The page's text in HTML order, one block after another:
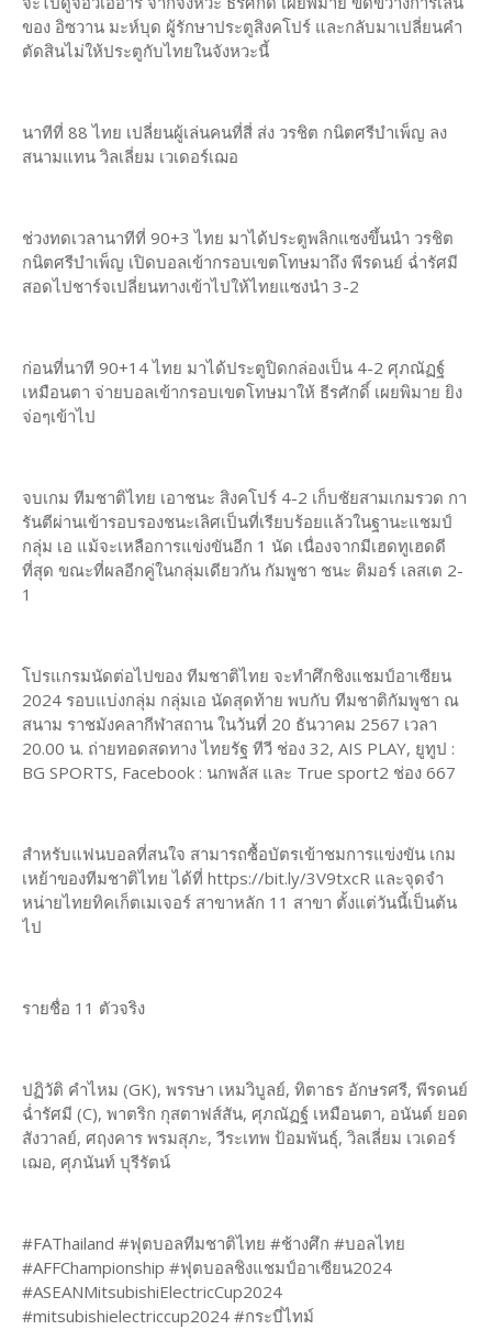
ของ อิซวาน มะห์บุด ผู้รักษาประตูสิงคโปร์ และกลับมาเปลี่ยนคำ
ตัดสินไม่ให้ประตูกับไทยในจังหวะนี้
นาทีที่ 88 ไทย เปลี่ยนผู้เล่นคนที่สี่ ส่ง วรชิต กนิตศรีบำเพ็ญ ลง
สนามแทน วิลเลี่ยม เวเดอร์เฌอ
ช่วงทดเวลานาทีที่ 90+3 ไทย มาได้ประตูพลิกแซงขึ้นนำ วรชิต
กนิตศรีบำเพ็ญ เปิดบอลเข้ากรอบเขตโทษมาถึง พีรดนย์ ฉ่ำรัศมี
สอดไปชาร์จเปลี่ยนทางเข้าไปให้ไทยแซงนำ 3-2
ก่อนที่นาที 90+14 ไทย มาได้ประตูปิดกล่องเป็น 4-2 ศุภณัฏฐ์
เหมือนตา จ่ายบอลเข้ากรอบเขตโทษมาให้ ธีรศักดิ์ เผยพิมาย ยิง
จ่อๆเข้าไป
จบเกม ทีมชาติไทย เอาชนะ สิงคโปร์ 4-2 เก็บชัยสามเกมรวด กา
รันตีผ่านเข้ารอบรองชนะเลิศเป็นที่เรียบร้อยแล้วในฐานะแชมป์
กลุ่ม เอ แม้จะเหลือการแข่งขันอีก 1 นัด เนื่องจากมีเฮดทูเฮดดี
ที่สุด ขณะที่ผลอีกคู่ในกลุ่มเดียวกัน กัมพูชา ชนะ ติมอร์ เลสเต 2-
1
โปรแกรมนัดต่อไปของ ทีมชาติไทย จะทำศึกชิงแชมป์อาเซียน
2024 รอบแบ่งกลุ่ม กลุ่มเอ นัดสุดท้าย พบกับ ทีมชาติกัมพูชา ณ
สนาม ราชมังคลากีฬาสถาน ในวันที่ 20 ธันวาคม 2567 เวลา
20.00 น. ถ่ายทอดสดทาง ไทยรัฐ ทีวี ช่อง 32, AIS PLAY, ยูทูป :
BG SPORTS, Facebook : นกพลัส และ True sport2 ช่อง 667
สำหรับแฟนบอลที่สนใจ สามารถซื้อบัตรเข้าชมการแข่งขัน เกม
เหย้าของทีมชาติไทย ได้ที่ https://bit.ly/3V9txcR และจุดจำ
หน่ายไทยทิคเก็ตเมเจอร์ สาขาหลัก 11 สาขา ตั้งแต่วันนี้เป็นต้น
ไป
รายชื่อ 11 ตัวจริง
ปฏิวัติ คำไหม (GK), พรรษา เหมวิบูลย์, ทิตาธร อักษรศรี, พีรดนย์
ฉ่ำรัศมี (C), พาตริก กุสตาฟส์สัน, ศุภณัฏฐ์ เหมือนตา, อนันต์ ยอด
สังวาลย์, ศฤงคาร พรมสุภะ, วีระเทพ ป้อมพันธุ์, วิลเลี่ยม เวเดอร์
เฌอ, ศุภนันท์ บุรีรัตน์
#FAThailand #ฟุตบอลทีมชาติไทย #ช้างศึก #บอลไทย
#AFFChampionship #ฟุตบอลชิงแชมป์อาเซียน2024
#ASEANMitsubishiElectricCup2024
#mitsubishielectriccup2024 #กระบี่ไทม์